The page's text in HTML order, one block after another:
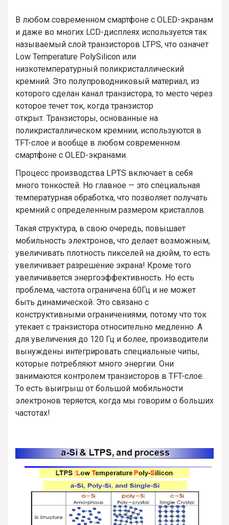
В любом современном смартфоне с OLED-экранам
и даже во многих LCD-дисплеях используется так
называемый слой транзисторов LTPS, что означет
Low Temperature PolySilicon или
низкотемпературный поликристаллический
кремний. Это полупроводниковый материал, из
которого сделан канал транзистора, то место через
которое течет ток, когда транзистор
открыт. Транзисторы, основанные на
поликристаллическом кремнии, используются в
TFT-слое и вообще в любом современном
смартфоне с OLED-экранами.
Процесс производства LPTS включает в себя
много тонкостей. Но главное — это специальная
температурная обработка, что позволяет получать
кремний с определенным размером кристаллов.
Такая структура, в свою очередь, повышает
мобильность электронов, что делает возможным,
увеличивать плотность пикселей на дюйм, то есть
увеличивает разрешение экрана! Кроме того
увеличивается энергоэффективность. Но есть
проблема, частота ограничена 60Гц и не может
быть динамической. Это связано с
конструктивными ограничениями, потому что ток
утекает с транзистора относительно медленно. А
для увеличения до 120 Гц и более, производители
вынуждены интегрировать специальные чипы,
которые потребляют много энергии. Они
занимаются контролем транзисторов в TFT-слое.
То есть выигрыш от большой мобильности
электронов теряется, когда мы говорим о больших
частотах!